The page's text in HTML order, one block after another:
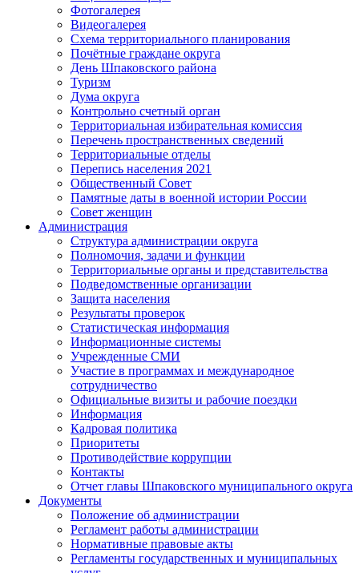
Фотогалерея
Видеогалерея
Схема территориального планирования
Почётные граждане округа
День Шпаковского района
Туризм
Дума округа
Контрольно счетный орган
Территориальная избирательная комиссия
Перечень пространственных сведений
Территориальные отделы
Перепись населения 2021
Общественный Совет
Памятные даты в военной истории России
Совет женщин
Администрация
Структура администрации округа
Полномочия, задачи и функции
Территориальные органы и представительства
Подведомственные организации
Защита населения
Результаты проверок
Статистическая информация
Информационные системы
Учрежденные СМИ
Участие в программах и международное
сотрудничество
Официальные визиты и рабочие поездки
Информация
Кадровая политика
Приоритеты
Противодействие коррупции
Контакты
Отчет главы Шпаковского муниципального округа
Документы
Положение об администрации
Регламент работы администрации
Нормативные правовые акты
Регламенты государственных и муниципальных